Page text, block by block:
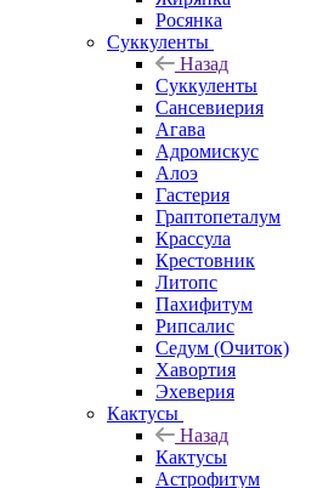
Росянка
Суккуленты
Назад
Суккуленты
Сансевиерия
Агава
Адромискус
Алоэ
Гастерия
Граптопеталум
Крассула
Крестовник
Литопс
Пахифитум
Рипсалис
Седум (Очиток)
Хавортия
Эхеверия
Кактусы
Назад
Кактусы
Астрофитум